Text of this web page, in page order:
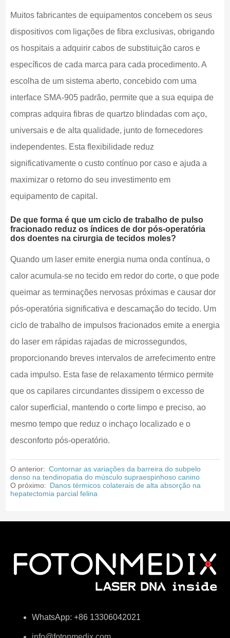
Muitos fabricantes de equipamentos concebem os seus
dispositivos com ligações de fibra exclusivas, obrigando
os hospitais a adquirir cabos de substituição caros e
específicos de cada marca para cada procedimento. A
escolha de um sistema aberto, concebido com uma
interface SMA-905 padrão, permite que a sua equipa de
compras adquira fibras de quartzo blindadas com aço,
universais e de alta qualidade, junto de fornecedores
independentes. Esta flexibilidade reduz
significativamente o custo contínuo por caso e ajuda a
maximizar o retorno do seu investimento em
equipamento de capital.
De que forma é que um ciclo de trabalho de pulso
fracionado reduz os índices de dor pós-operatória
dos doentes na cirurgia de tecidos moles?
Quando um laser emite energia numa onda contínua, o
calor acumula-se no tecido em redor do corte, o que pode
queimar as terminações nervosas próximas e causar dor
pós-operatória significativa e descamação do tecido. Um
ciclo de trabalho de impulsos fracionados emite a energia
do laser em rápidas rajadas de microssegundos,
proporcionando breves intervalos de arrefecimento entre
cada impulso. Esta fase de relaxamento térmico permite
que os capilares circundantes dissipem o excesso de
calor superficial, mantendo o corte limpo e preciso, ao
mesmo tempo que reduz o inchaço localizado e o
desconforto pós-operatório.
O anterior: Contornar as variações da barreira do subpelo
denso na tendinopatia do músculo supraespinhoso canino
O próximo: Danos térmicos colaterais de alta absorção na
hepatectomia parcial felina
WhatsApp: +86 13306042021